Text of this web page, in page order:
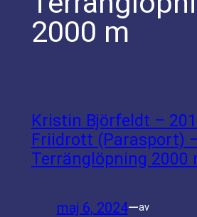
2000 m
Kristin Björfeldt –
Friidrott (Parasport)
Terränglöpning 2000
maj 6, 2024—av